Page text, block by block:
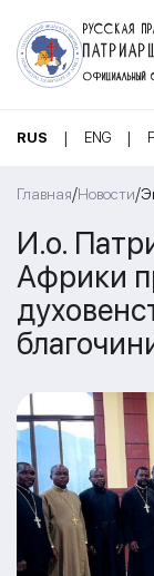
РУССКАЯ
ОФИЦИАЛЬНЫЙ
RUS | ENG |
Главная/Новости/
И.о.
Африки